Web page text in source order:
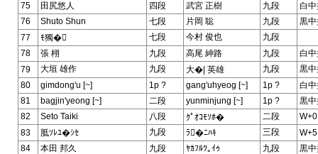
75
田尻悠人 四段 武宮 正樹 九段
白
76
Shuto Shun 七段 片岡 聡 九段
黒
77
ﾓ獨� 七段 今村 俊也
九段
78
張 栩 九段 高尾 紳路 九段
白
79
大垣 雄作 九段 大�| 英雄 九段
黒
80
gimdong'u [~] 1p ? gang'uhyeog [~] 1p ?
白
81
bagjin'yeong [~] 二段 yunminjung [~] 1p ?
黒
82
Seto Taiki 八段 ｸﾟｵｺﾓｿﾎ� 二段
83
胝ｿﾚﾕ�ｼｾ 九段 ﾗ�ﾆﾊｷ 三段
84
本田 邦久 九段 ﾔｶﾌﾙﾂ｡ｲｩ 九段
黒